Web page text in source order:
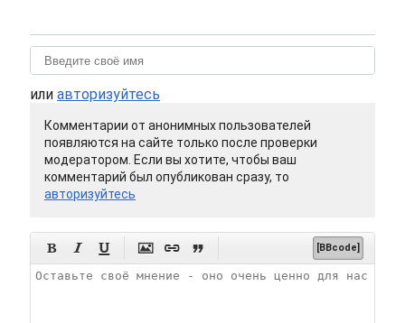
или авторизуйтесь
Комментарии от анонимных пользователей
появляются на сайте только после проверки
модератором. Если вы хотите, чтобы ваш
комментарий был опубликован сразу, то
авторизуйтесь
      [BBcode]